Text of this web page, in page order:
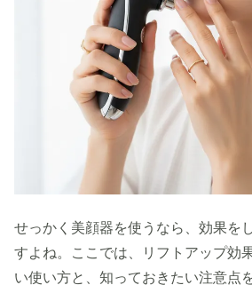
せっかく美顔器を使うなら、効果を
すよね。ここでは、リフトアップ効
い使い方と、知っておきたい注意点